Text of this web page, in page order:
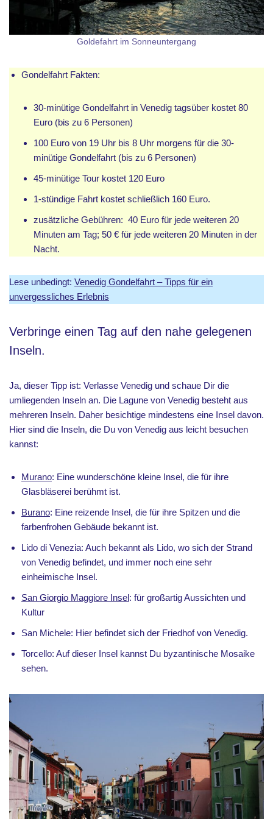
Goldefahrt im Sonneuntergang
Gondelfahrt Fakten:
30-minütige Gondelfahrt in Venedig tagsüber kostet 80
Euro (bis zu 6 Personen)
100 Euro von 19 Uhr bis 8 Uhr morgens für die 30-
minütige Gondelfahrt (bis zu 6 Personen)
45-minütige Tour kostet 120 Euro
1-stündige Fahrt kostet schließlich 160 Euro.
zusätzliche Gebühren: 40 Euro für jede weiteren 20
Minuten am Tag; 50 € für jede weiteren 20 Minuten in der
Nacht.
Lese unbedingt: Venedig Gondelfahrt – Tipps für ein
unvergessliches Erlebnis
Verbringe einen Tag auf den nahe gelegenen
Inseln.
Ja, dieser Tipp ist: Verlasse Venedig und schaue Dir die
umliegenden Inseln an. Die Lagune von Venedig besteht aus
mehreren Inseln. Daher besichtige mindestens eine Insel davon.
Hier sind die Inseln, die Du von Venedig aus leicht besuchen
kannst:
Murano: Eine wunderschöne kleine Insel, die für ihre
Glasbläserei berühmt ist.
Burano: Eine reizende Insel, die für ihre Spitzen und die
farbenfrohen Gebäude bekannt ist.
Lido di Venezia: Auch bekannt als Lido, wo sich der Strand
von Venedig befindet, und immer noch eine sehr
einheimische Insel.
San Giorgio Maggiore Insel: für großartig Aussichten und
Kultur
San Michele: Hier befindet sich der Friedhof von Venedig.
Torcello: Auf dieser Insel kannst Du byzantinische Mosaike
sehen.